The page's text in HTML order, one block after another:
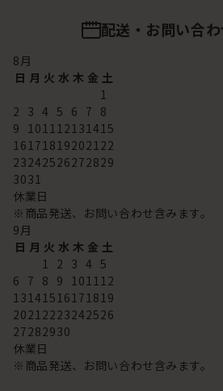
配送・お問い合
8月
日 月 火 水 木 金 土
1
2 3 4 5 6 7 8
9 101112131415
16171819202122
23242526272829
3031
休業日
※商品発送、お問い合わせ含みます。
9月
日 月 火 水 木 金 土
1 2 3 4 5
6 7 8 9 101112
13141516171819
20212223242526
27282930
休業日
※商品発送、お問い合わせ含みます。